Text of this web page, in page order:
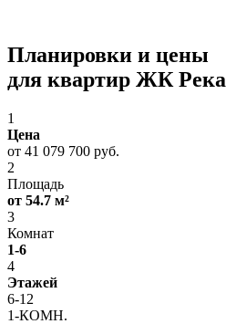
Планировки и цены
для квартир ЖК Река
1
Цена
от 41 079 700 руб.
2
Площадь
от 54.7 м²
3
Комнат
1-6
4
Этажей
6-12
1-КОМН.